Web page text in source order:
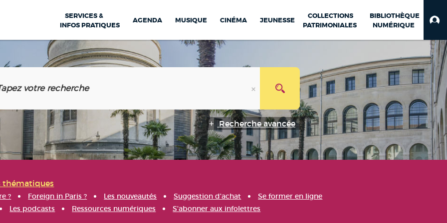
SERVICES &
INFOS PRATIQUES
AGENDA MUSIQUE CINÉMA JEUNESSE
COLLECTIONS
PATRIMONIALES
BIBLIOTHÈQUE
NUMÉRIQUE
Recherche avancée
thématiques
? Foreign in Paris ? Les nouveautés Suggestion d'achat
Se former en ligne
Les podcasts Ressources numériques S'abonner aux infolettres